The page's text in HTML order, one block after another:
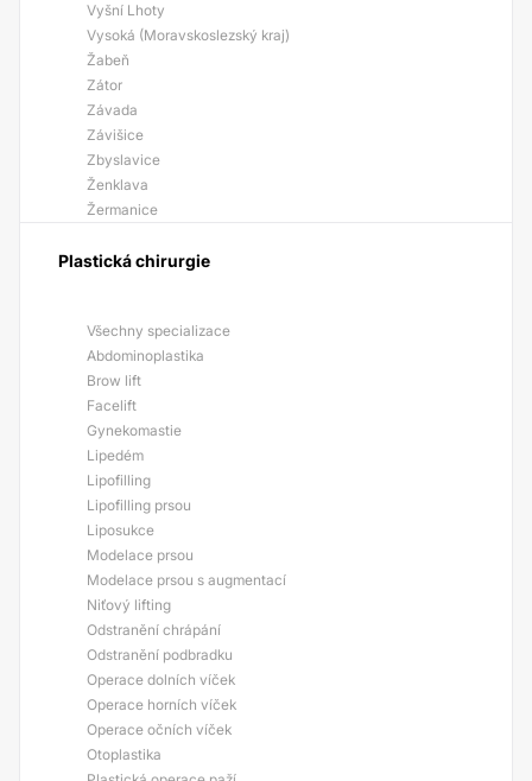
Vyšní Lhoty
Vysoká (Moravskoslezský kraj)
Žabeň
Zátor
Závada
Závišice
Zbyslavice
Ženklava
Žermanice
Plastická chirurgie
Všechny specializace
Abdominoplastika
Brow lift
Facelift
Gynekomastie
Lipedém
Lipofilling
Lipofilling prsou
Liposukce
Modelace prsou
Modelace prsou s augmentací
Niťový lifting
Odstranění chrápání
Odstranění podbradku
Operace dolních víček
Operace horních víček
Operace očních víček
Otoplastika